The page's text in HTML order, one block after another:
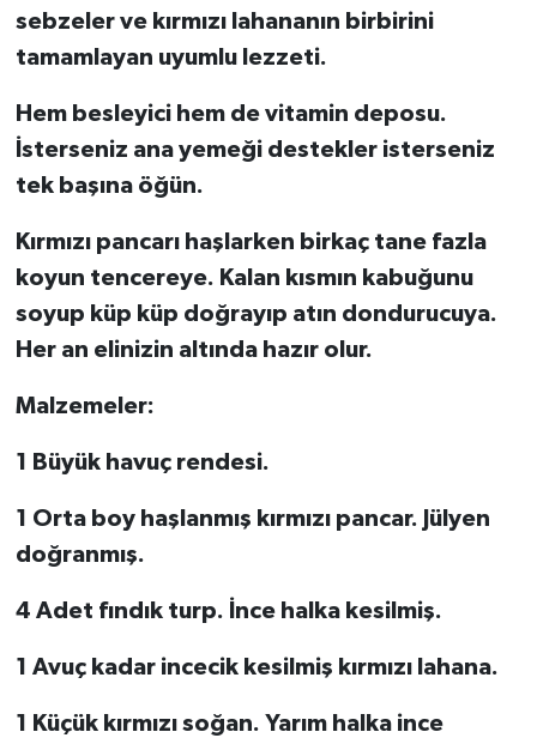
sebzeler ve kırmızı lahananın birbirini
tamamlayan uyumlu lezzeti.
Hem besleyici hem de vitamin deposu.
İsterseniz ana yemeği destekler isterseniz
tek başına öğün.
Kırmızı pancarı haşlarken birkaç tane fazla
koyun tencereye. Kalan kısmın kabuğunu
soyup küp küp doğrayıp atın dondurucuya.
Her an elinizin altında hazır olur.
Malzemeler:
1 Büyük havuç rendesi.
1 Orta boy haşlanmış kırmızı pancar. Jülyen
doğranmış.
4 Adet fındık turp. İnce halka kesilmiş.
1 Avuç kadar incecik kesilmiş kırmızı lahana.
1 Küçük kırmızı soğan. Yarım halka ince